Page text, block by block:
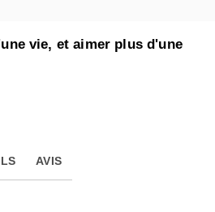
vie, et aimer plus d'une
AVIS